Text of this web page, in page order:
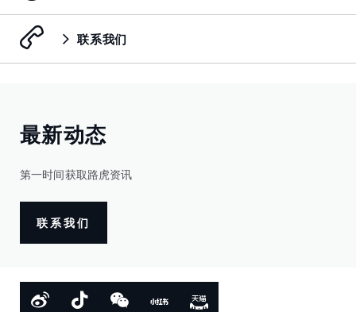
联系我们
最新动态
第一时间获取路虎资讯
联系我们